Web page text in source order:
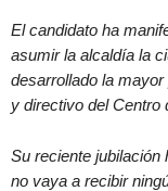
El candidato ha
asumir la alcaldía la
desarrollado la
y directivo del Centro
Su reciente jubilación
no vaya a recibir